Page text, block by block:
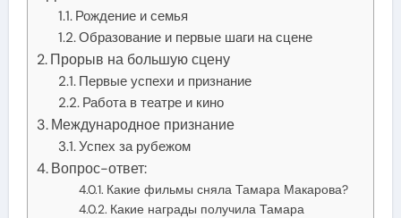
Рождение и семья
Образование и первые шаги на сцене
Прорыв на большую сцену
Первые успехи и признание
Работа в театре и кино
Международное признание
Успех за рубежом
Вопрос-ответ:
Какие фильмы сняла Тамара Макарова?
Какие награды получила Тамара